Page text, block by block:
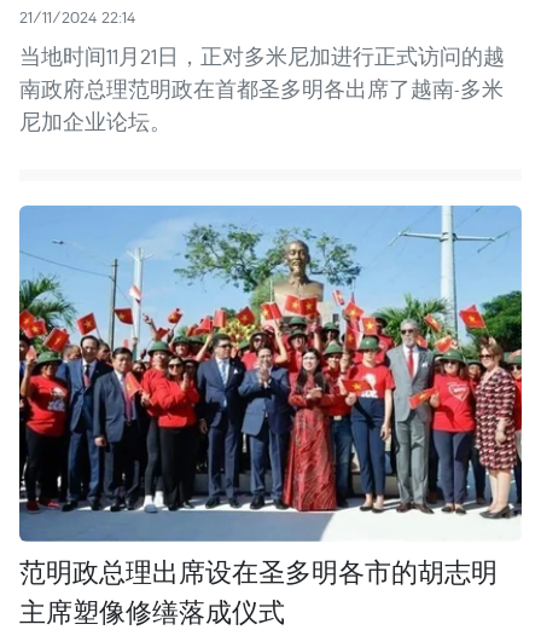
21/11/2024 22:14
当地时间11月21日，正对多米尼加进行正式访问的越
南政府总理范明政在首都圣多明各出席了越南-多米
尼加企业论坛。
范明政总理出席设在圣多明各市的胡志明
主席塑像修缮落成仪式